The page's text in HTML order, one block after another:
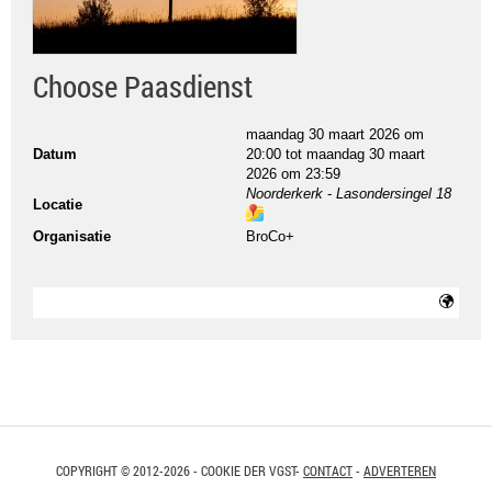
Choose Paasdienst
Datum
maandag 30 maart 2026 om
20:00 tot maandag 30 maart
2026 om 23:59
Locatie
Noorderkerk - Lasondersingel 18
ma
ps
Organisatie BroCo+
COPYRIGHT © 2012-2026 - COOKIE DER VGST- CONTACT- ADVERTEREN